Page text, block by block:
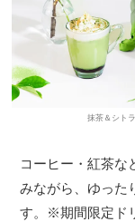
抹茶＆シト
コーヒー・紅茶な
みながら、ゆった
す。※期間限定ド